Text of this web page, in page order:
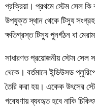
প্রক্রিয়া। প্রথমে স্টেম সেল কি
উপযুক্ত স্থান থেকে টিস্যু
ক্ষতিগ্রস্ত টিস্যু পুনর্গঠন বা
সাধারণত প্রয়োজনীয় স্টেম সেল
থেকে। বর্তমানে ইন্ডিউসড
তৈরি করা হয়। একেক উৎসের
গবেষণায় ব্যবহৃত হবে নাকি